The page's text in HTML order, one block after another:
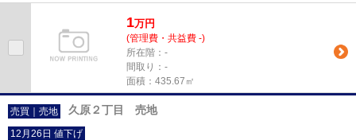
1万円
(管理費・共益費 -)
所在階：-
間取り：-
面積：435.67㎡
売買｜売地 久原２丁目 売地
12月26日 値下げ